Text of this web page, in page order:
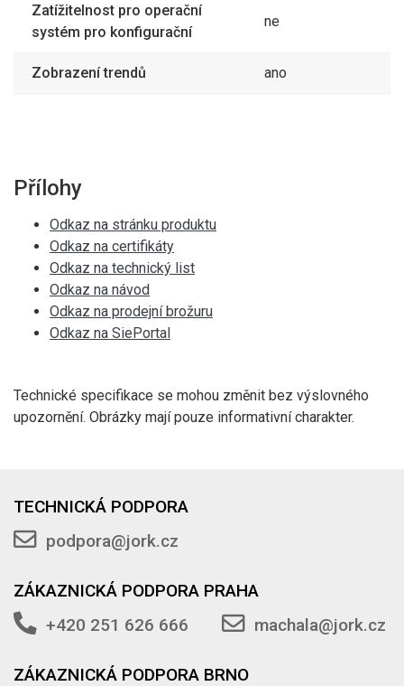
Zatížitelnost pro operační
systém pro konfigurační
ne
Zobrazení trendů ano
Přílohy
Odkaz na stránku produktu
Odkaz na certifikáty
Odkaz na technický list
Odkaz na návod
Odkaz na prodejní brožuru
Odkaz na SiePortal
Technické specifikace se mohou změnit bez výslovného
upozornění. Obrázky mají pouze informativní charakter.
TECHNICKÁ PODPORA
podpora@jork.cz
ZÁKAZNICKÁ PODPORA PRAHA
+420 251 626 666
machala@jork.cz
ZÁKAZNICKÁ PODPORA BRNO